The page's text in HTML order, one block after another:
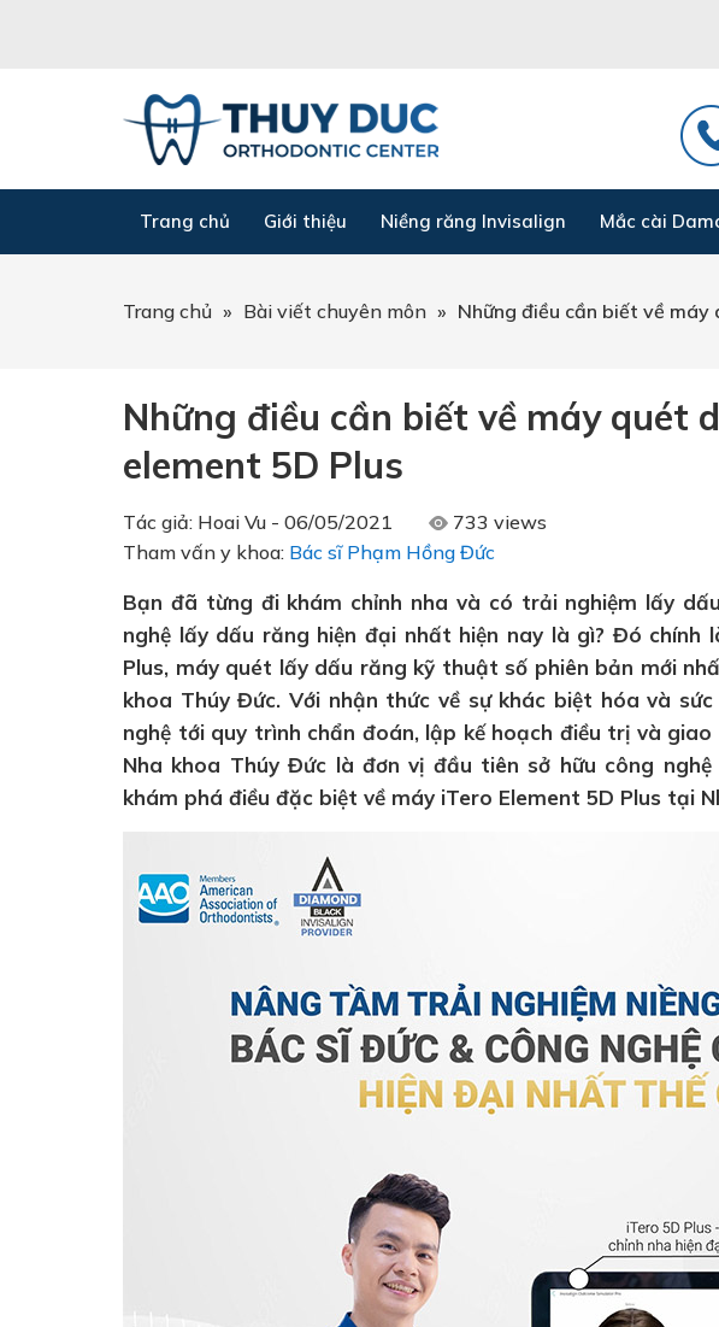
Trang chủ Giới thiệu Niềng răng Invisalign Mắc cài
Trang chủ » Bài viết chuyên môn » Những điều cần biết về
Những điều cần biết về máy quét
element 5D Plus
Tác giả: Hoai Vu - 06/05/2021
733 views
Tham vấn y khoa: Bác sĩ Phạm Hồng Đức
Bạn đã từng đi khám chỉnh nha và có trải nghiệm lấy
nghệ lấy dấu răng hiện đại nhất hiện nay là gì? Đó chính
Plus, máy quét lấy dấu răng kỹ thuật số phiên bản mới
khoa Thúy Đức. Với nhận thức về sự khác biệt hóa và
nghệ tới quy trình chẩn đoán, lập kế hoạch điều trị và
Nha khoa Thúy Đức là đơn vị đầu tiên sở hữu công nghệ
khám phá điều đặc biệt về máy iTero Element 5D Plus tại